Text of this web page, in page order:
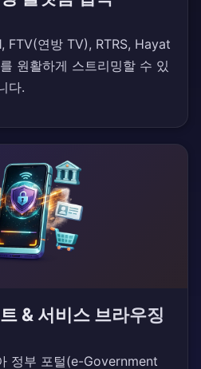
FTV(연방 TV), RTRS, Hayat
원활하게 스트리밍할 수 있
다.
& 서비스 브라우징
정부 포털(e-Government